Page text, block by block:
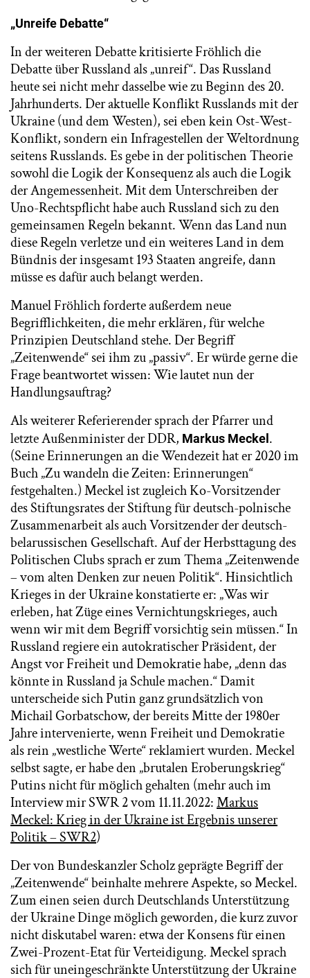
„Unreife Debatte“
In der weiteren Debatte kritisierte Fröhlich die
Debatte über Russland als „unreif“. Das Russland
heute sei nicht mehr dasselbe wie zu Beginn des 20.
Jahrhunderts. Der aktuelle Konflikt Russlands mit der
Ukraine (und dem Westen), sei eben kein Ost-West-
Konflikt, sondern ein Infragestellen der Weltordnung
seitens Russlands. Es gebe in der politischen Theorie
sowohl die Logik der Konsequenz als auch die Logik
der Angemessenheit. Mit dem Unterschreiben der
Uno-Rechtspflicht habe auch Russland sich zu den
gemeinsamen Regeln bekannt. Wenn das Land nun
diese Regeln verletze und ein weiteres Land in dem
Bündnis der insgesamt 193 Staaten angreife, dann
müsse es dafür auch belangt werden.
Manuel Fröhlich forderte außerdem neue
Begrifflichkeiten, die mehr erklären, für welche
Prinzipien Deutschland stehe. Der Begriff
„Zeitenwende“ sei ihm zu „passiv“. Er würde gerne die
Frage beantwortet wissen: Wie lautet nun der
Handlungsauftrag?
Als weiterer Referierender sprach der Pfarrer und
letzte Außenminister der DDR, Markus Meckel .
(Seine Erinnerungen an die Wendezeit hat er 2020 im
Buch „Zu wandeln die Zeiten: Erinnerungen“
festgehalten.) Meckel ist zugleich Ko-Vorsitzender
des Stiftungsrates der Stiftung für deutsch-polnische
Zusammenarbeit als auch Vorsitzender der deutsch-
belarussischen Gesellschaft. Auf der Herbsttagung des
Politischen Clubs sprach er zum Thema „Zeitenwende
– vom alten Denken zur neuen Politik“. Hinsichtlich
Krieges in der Ukraine konstatierte er: „Was wir
erleben, hat Züge eines Vernichtungskrieges, auch
wenn wir mit dem Begriff vorsichtig sein müssen.“ In
Russland regiere ein autokratischer Präsident, der
Angst vor Freiheit und Demokratie habe, „denn das
könnte in Russland ja Schule machen.“ Damit
unterscheide sich Putin ganz grundsätzlich von
Michail Gorbatschow, der bereits Mitte der 1980er
Jahre intervenierte, wenn Freiheit und Demokratie
als rein „westliche Werte“ reklamiert wurden. Meckel
selbst sagte, er habe den „brutalen Eroberungskrieg“
Putins nicht für möglich gehalten (mehr auch im
Interview mir SWR 2 vom 11.11.2022:Markus
Meckel: Krieg in der Ukraine ist Ergebnis unserer
Politik – SWR2)
Der von Bundeskanzler Scholz geprägte Begriff der
„Zeitenwende“ beinhalte mehrere Aspekte, so Meckel.
Zum einen seien durch Deutschlands Unterstützung
der Ukraine Dinge möglich geworden, die kurz zuvor
nicht diskutabel waren: etwa der Konsens für einen
Zwei-Prozent-Etat für Verteidigung. Meckel sprach
sich für uneingeschränkte Unterstützung der Ukraine